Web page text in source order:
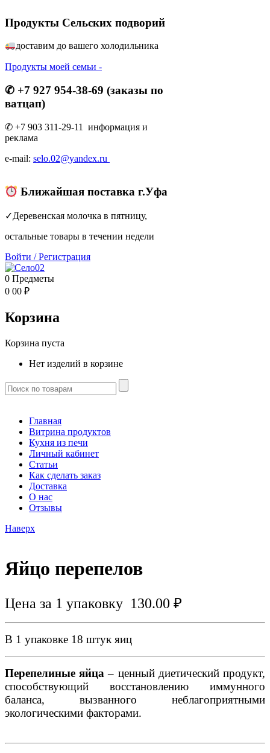
Продукты Сельских подворий
доставим до вашего холодильника
Продукты моей семьи -
✆ +7 927 954-38-69 (заказы по
ватцап)
✆ +7 903 311-29-11 информация и
реклама
e-mail: selo.02@yandex.ru
Ближайшая поставка г.Уфа
✓Деревенская молочка в пятницу,
остальные товары в течении недели
Войти /Регистрация
0 Предметы
0 00 ₽
Корзина
Корзина пуста
Нет изделий в корзине
Главная
Витрина продуктов
Кухня из печи
Личный кабинет
Статьи
Как сделать заказ
Доставка
О нас
Отзывы
Наверх
Яйцо перепелов
Цена за 1 упаковку 130.00 ₽
В 1 упаковке 18 штук яиц
Перепелиные яйца – ценный диетический продукт,
способствующий восстановлению иммунного
баланса, вызванного неблагоприятными
экологическими факторами.